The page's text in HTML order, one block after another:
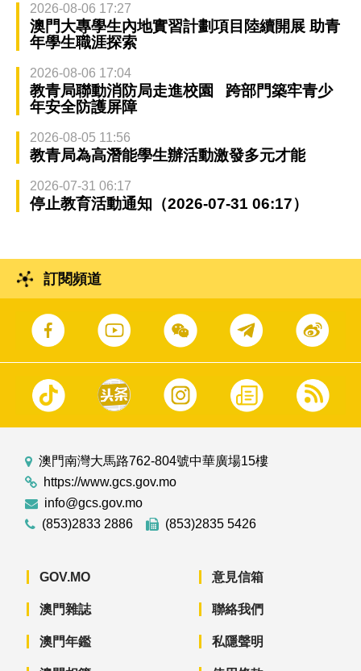
2026-08-06 17:27
澳門大專學生內地實習計劃項目陸續開展 助青
年學生職涯探索
2026-08-06 17:04
教青局聯動消防局走進校園 跨部門築牢青少
年安全防護屏障
2026-08-05 11:56
教青局為高潛能學生辦活動激發多元才能
2026-07-31 06:17
停止教育活動通知（2026-07-31 06:17）
訂閱頻道
澳門南灣大馬路762-804號中華廣場15樓
https://www.gcs.gov.mo
info@gcs.gov.mo
(853)2833 2886
(853)2835 5426
GOV.MO
澳門雜誌
澳門年鑑
意見信箱
聯絡我們
私隱聲明